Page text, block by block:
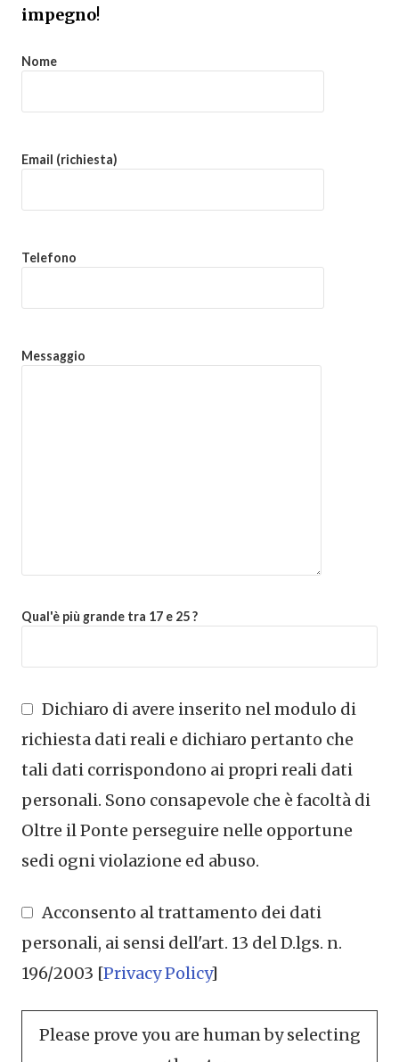
impegno!
Nome
Email (richiesta)
Telefono
Messaggio
Qual'è più grande tra 17 e 25 ?
Dichiaro di avere inserito nel modulo di
richiesta dati reali e dichiaro pertanto che
tali dati corrispondono ai propri reali dati
personali. Sono consapevole che è facoltà di
Oltre il Ponte perseguire nelle opportune
sedi ogni violazione ed abuso.
Acconsento al trattamento dei dati
personali, ai sensi dell'art. 13 del D.lgs. n.
196/2003 [Privacy Policy]
Please prove you are human by selecting